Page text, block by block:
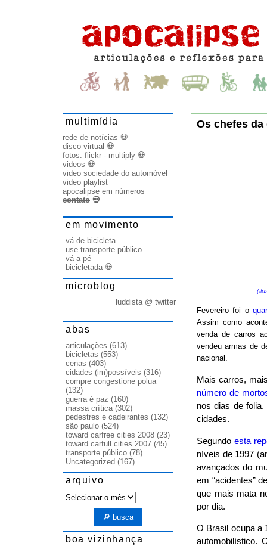
Os chefes
Fevereiro foi o
Assim como
venda de carros
vendeu armas de
nacional.
Mais carros,
número de
nos dias de
cidades.
Segundo esta
níveis de 1997
avançados do
em “acidentes”
que mais mata
por dia.
O Brasil ocupa a
automobilístico.
multimídia
rede de notícias 💀
disco virtual 💀
fotos: flickr - multiply 💀
videos 💀
video sociedade do automóvel
video playlist
apocalipse em números
contato 💀
em movimento
vá de bicicleta
use transporte público
vá a pé
bicicletada💀
microblog
luddista @ twitter
abas
articulações (613)
bicicletas (553)
cenas (403)
cidades (im)possíveis (316)
compre congestione polua
(132)
guerra é paz (160)
massa crítica(302)
pedestres e cadeirantes (132)
são paulo (524)
toward carfree cities 2008 (23)
toward carfull cities 2007 (45)
transporte público (78)
Uncategorized (167)
arquivo
arquivo
🔎 busca
boa vizinhança